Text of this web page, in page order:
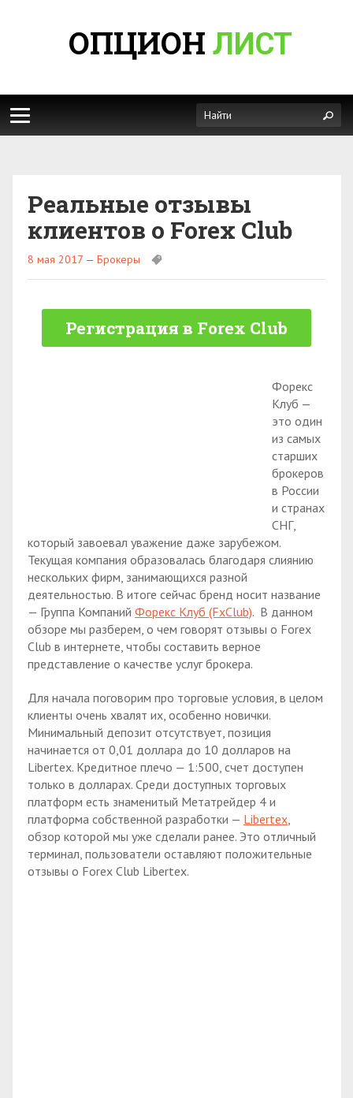
ОПЦИОН ЛИСТ
Реальные отзывы
клиентов о Forex Club
8 мая 2017 — Брокеры
Регистрация в Forex Club
Форекс
Клуб —
это один
из самых
старших
брокеров
в России
и странах
СНГ,
который завоевал уважение даже зарубежом.
Текущая компания образовалась благодаря слиянию
нескольких фирм, занимающихся разной
деятельностью. В итоге сейчас бренд носит название
— Группа Компаний Форекс Клуб (FxClub). В данном
обзоре мы разберем, о чем говорят отзывы о Forex
Club в интернете, чтобы составить верное
представление о качестве услуг брокера.
Для начала поговорим про торговые условия, в целом
клиенты очень хвалят их, особенно новички.
Минимальный депозит отсутствует, позиция
начинается от 0,01 доллара до 10 долларов на
Libertex. Кредитное плечо — 1:500, счет доступен
только в долларах. Среди доступных торговых
платформ есть знаменитый Метатрейдер 4 и
платформа собственной разработки — Libertex
обзор которой мы уже сделали ранее. Это отличный
терминал, пользователи оставляют положительные
отзывы о Forex Club Libertex.